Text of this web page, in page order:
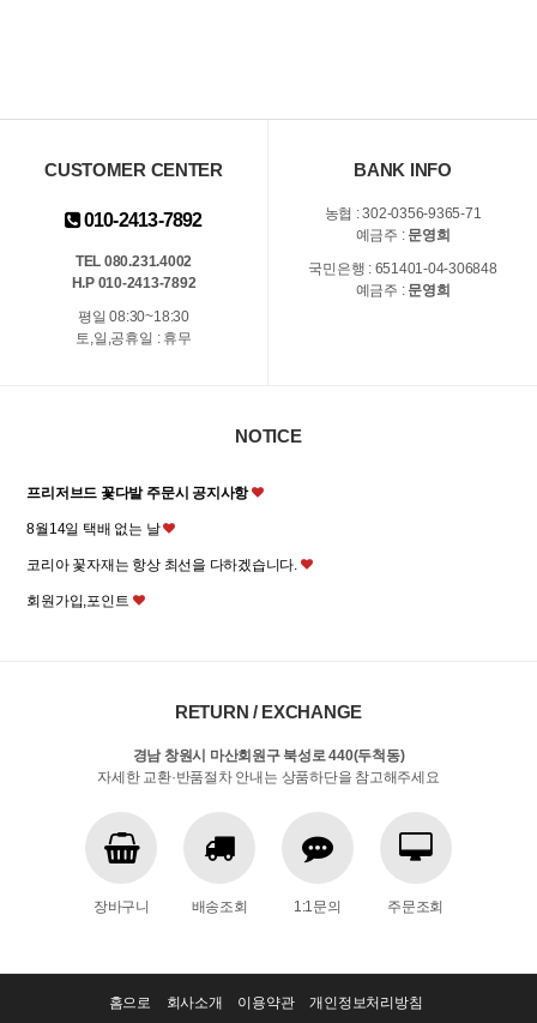
CUSTOMER CENTER
010-2413-7892
TEL 080.231.4002
H.P 010-2413-7892
평일 08:30~18:30
토,일,공휴일 : 휴무
BANK INFO
농협 : 302-0356-9365-71
예금주 : 문영희
국민은행 : 651401-04-306848
예금주 : 문영희
NOTICE
프리저브드 꽃다발 주문시 공지사항
8월14일 택배 없는 날
코리아 꽃자재는 항상 최선을 다하겠습니다.
회원가입,포인트
RETURN / EXCHANGE
경남 창원시 마산회원구 북성로 440(두척동)
자세한 교환·반품절차 안내는 상품하단을 참고해주세요
장바구니 배송조회 1:1문의 주문조회
홈으로 회사소개 이용약관 개인정보처리방침